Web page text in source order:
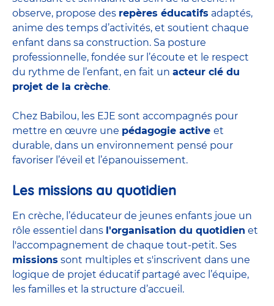
observe, propose des repères éducatifs adaptés,
anime des temps d’activités, et soutient chaque
enfant dans sa construction. Sa posture
professionnelle, fondée sur l’écoute et le respect
du rythme de l’enfant, en fait un acteur clé du
projet de la crèche.
Chez Babilou, les EJE sont accompagnés pour
mettre en œuvre une pédagogie active et
durable, dans un environnement pensé pour
favoriser l’éveil et l’épanouissement.
Les missions au quotidien
En crèche, l’éducateur de jeunes enfants joue un
rôle essentiel dans l'organisation du quotidien et
l'accompagnement de chaque tout-petit. Ses
missions sont multiples et s'inscrivent dans une
logique de projet éducatif partagé avec l’équipe,
les familles et la structure d’accueil.